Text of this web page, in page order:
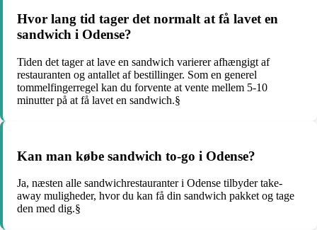
Hvor lang tid tager det normalt at få lavet en
sandwich i Odense?
Tiden det tager at lave en sandwich varierer afhængigt af
restauranten og antallet af bestillinger. Som en generel
tommelfingerregel kan du forvente at vente mellem 5-10
minutter på at få lavet en sandwich.§
Kan man købe sandwich to-go i Odense?
Ja, næsten alle sandwichrestauranter i Odense tilbyder take-
away muligheder, hvor du kan få din sandwich pakket og tage
den med dig.§